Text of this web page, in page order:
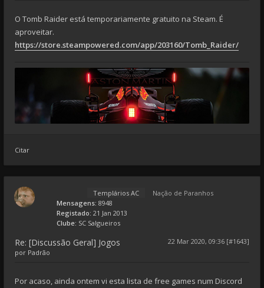
O Tomb Raider está temporariamente gratuito na Steam. É
aproveitar.
https://store.steampowered.com/app/203160/Tomb_Raider/
Citar
Templários AC
Nação de Paranhos
Mensagens: 8948
Registado: 21 Jan 2013
Clube: SC Salgueiros
Re: [Discussão Geral] Jogos
22 Mar 2020, 09:36 [#1643]
por Padrão
Por acaso, ainda ontem vi esta lista de free games num Discord